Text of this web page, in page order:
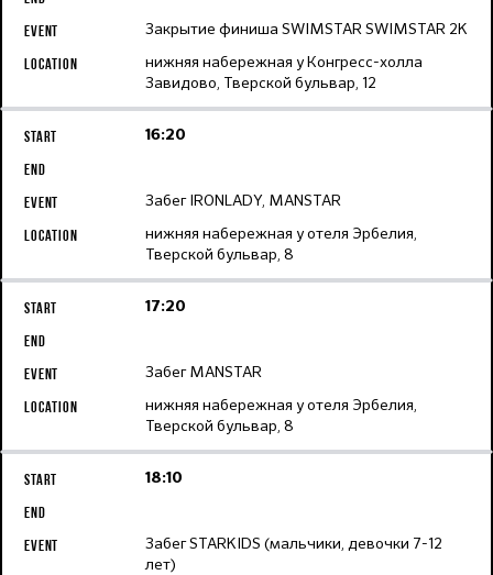
Закрытие финиша SWIMSTAR SWIMSTAR 2K
нижняя набережная у Конгресс-холла
Завидово, Тверской бульвар, 12
16:20
Забег IRONLADY, MANSTAR
нижняя набережная у отеля Эрбелия,
Тверской бульвар, 8
17:20
Забег MANSTAR
нижняя набережная у отеля Эрбелия,
Тверской бульвар, 8
18:10
Забег STARKIDS (мальчики, девочки 7-12
лет)